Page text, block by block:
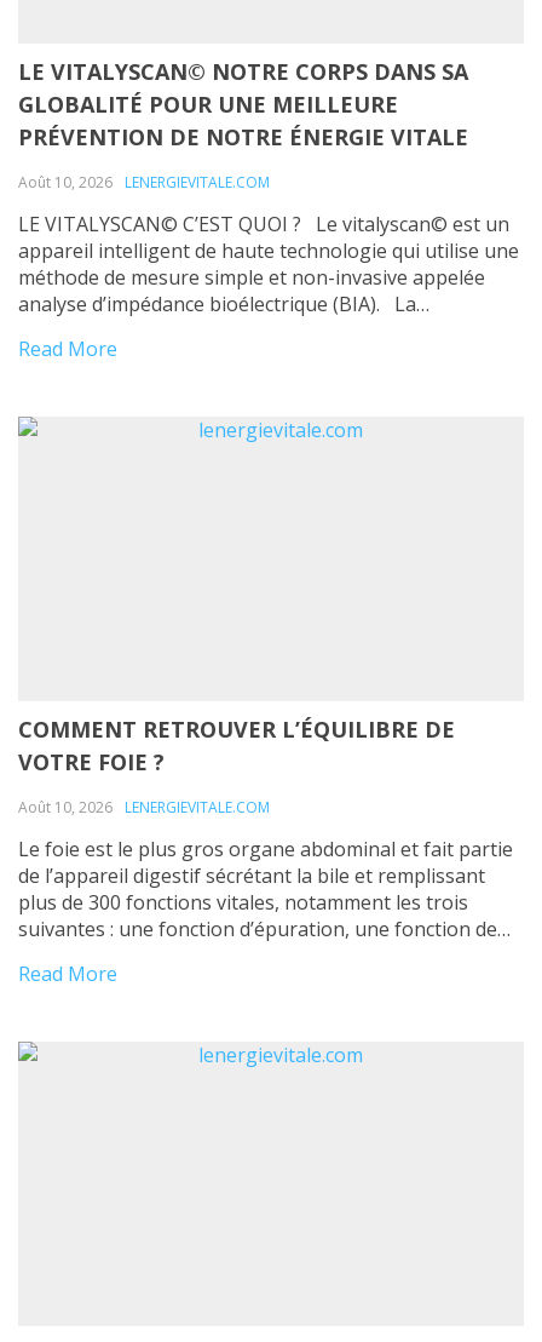
LE VITALYSCAN© NOTRE CORPS DANS SA
GLOBALITÉ POUR UNE MEILLEURE
PRÉVENTION DE NOTRE ÉNERGIE VITALE
Août 10, 2026 LENERGIEVITALE.COM
LE VITALYSCAN© C’EST QUOI ? Le vitalyscan© est un
appareil intelligent de haute technologie qui utilise une
méthode de mesure simple et non-invasive appelée
analyse d’impédance bioélectrique (BIA). La
de traiter et d’analyser notre énergie vitale afin de nous
Read More
COMMENT RETROUVER L’ÉQUILIBRE DE
VOTRE FOIE ?
Août 10, 2026 LENERGIEVITALE.COM
Le foie est le plus gros organe abdominal et fait partie
de l’appareil digestif sécrétant la bile et remplissant
plus de 300 fonctions vitales, notamment les trois
suivantes : une fonction d’épuration, une fonction de
d’une glande amphicrine permettant la synthèse de la
Read More